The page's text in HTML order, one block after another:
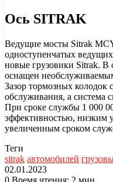
Ось SITRAK
Ведущие мосты Sitrak
одноступенчатых
новые грузовики Sitrak. В
оснащен
Зазор тормозных колодок
обслуживания, а система
При сроке службы 1 000
эффективностью, низким
увеличенным сроком
Теги
sitrak автомобилей
02.01.2023